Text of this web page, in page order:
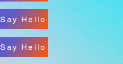
Say Hello
Say Hello